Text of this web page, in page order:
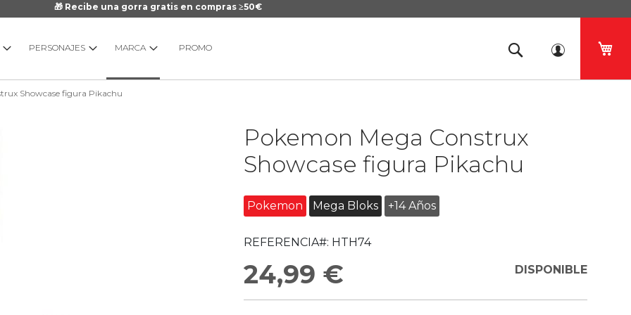
🎁 Recibe una gorra gratis en compras ≥50€
PERSONAJES MARCA PROMO
Showcase figura Pikachu
Pokemon Mega Construx
Showcase figura Pikachu
Pokemon Mega Bloks +14 Años
REFERENCIA#: HTH74
24,99 € DISPONIBLE
galería
imágenes